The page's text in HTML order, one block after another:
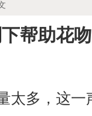
帮助花
太多，这一